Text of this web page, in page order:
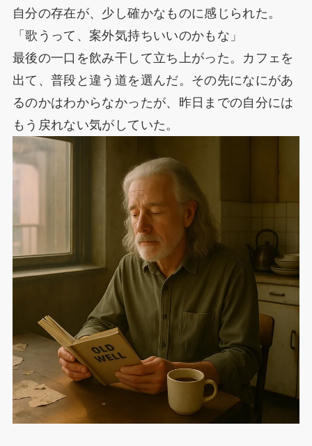
自分の存在が、少し確かなものに感じられた。
「歌うって、案外気持ちいいのかもな」
最後の一口を飲み干して立ち上がった。カフェを
出て、普段と違う道を選んだ。その先になにがあ
るのかはわからなかったが、昨日までの自分には
もう戻れない気がしていた。